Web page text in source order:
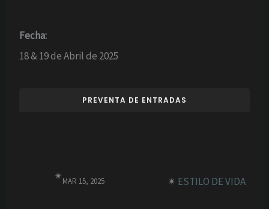
Fecha:
18 & 19 de Abril de 2025
PREVENTA DE ENTRADAS
✴︎MAR 15, 2025 ✴︎ ESTILO DE VIDA